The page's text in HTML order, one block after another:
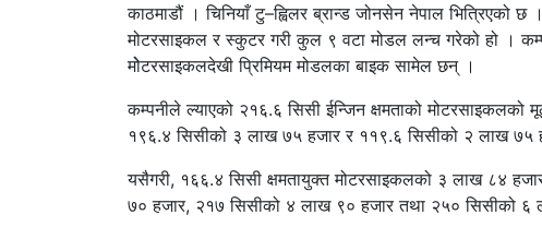
काठमाडौं । चिनियाँ टु–ह्विलर ब्रान्ड जोनसेन नेपाल भित्रिएको
मोटरसाइकल र स्कुटर गरी कुल ९ वटा मोडल लन्च गरेको हो ।
मोेटरसाइकलदेखी प्रिमियम मोडलका बाइक सामेल छन् ।
कम्पनीले ल्याएको २१६.६ सिसी ईन्जिन क्षमताको
१९६.४ सिसीको ३ लाख ७५ हजार र ११९.६ सिसीको २ लाख ७५
यसैगरी, १६६.४ सिसी क्षमतायुक्त मोटरसाइकलको ३ लाख ८४
७० हजार, २१७ सिसीको ४ लाख ९० हजार तथा २५० सिसीको ६